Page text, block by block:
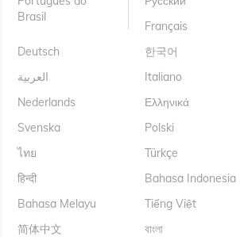
Brasil
Français
Deutsch
한국어
العربية
Italiano
Nederlands
Ελληνικά
Svenska
Polski
ไทย
Türkçe
हिन्दी
Bahasa Indonesia
Bahasa Melayu
Tiếng Việt
简体中文
বাংলা